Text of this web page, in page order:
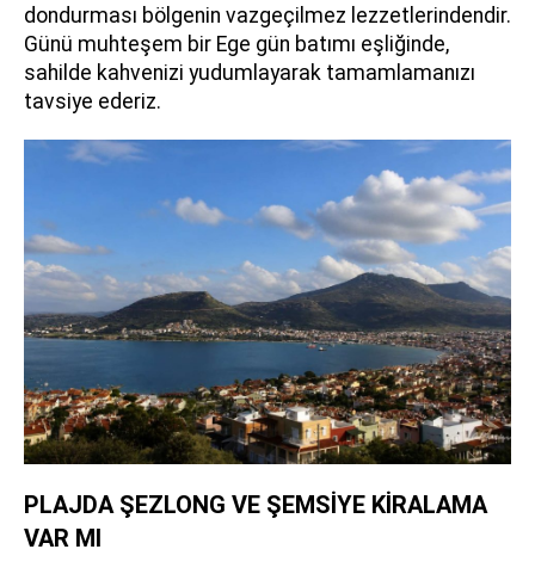
dondurması bölgenin vazgeçilmez lezzetlerindendir.
Günü muhteşem bir Ege gün batımı eşliğinde,
sahilde kahvenizi yudumlayarak tamamlamanızı
tavsiye ederiz.
PLAJDA ŞEZLONG VE ŞEMSİYE KİRALAMA
VAR MI